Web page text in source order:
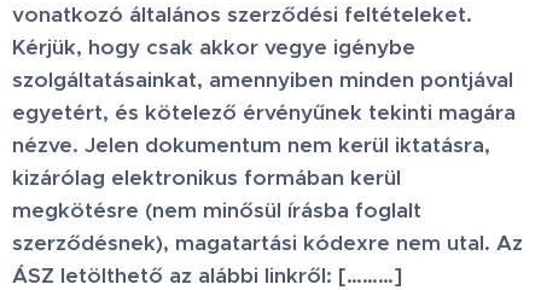
vonatkozó általános szerződési feltételeket.
Kérjük, hogy csak akkor vegye igénybe
szolgáltatásainkat, amennyiben minden pontjával
egyetért, és kötelező érvényűnek tekinti magára
nézve. Jelen dokumentum nem kerül iktatásra,
kizárólag elektronikus formában kerül
megkötésre (nem minősül írásba foglalt
szerződésnek), magatartási kódexre nem utal. Az
ÁSZ letölthető az alábbi linkről: [………]